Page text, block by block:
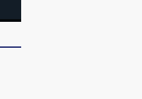
CFO：不靠规模取胜，华